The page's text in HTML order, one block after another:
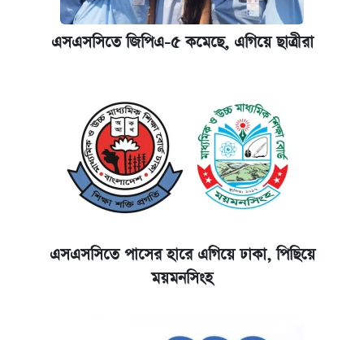
এসএসসিতে জিপিএ-৫ কমেছে, এগিয়ে ছাত্রীরা
এসএসসিতে পাসের হারে এগিয়ে ঢাকা, পিছিয়ে
ময়মনসিংহ